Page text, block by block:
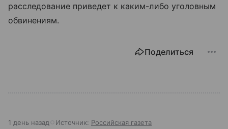
расследование приведет к каким-либо уголовным
обвинениям.
Поделиться
1 день назад Источник: Российская газета